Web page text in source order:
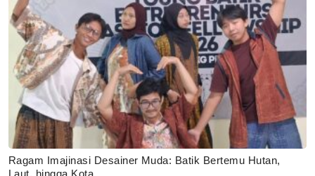
Ragam Imajinasi Desainer Muda: Batik Bertemu Hutan,